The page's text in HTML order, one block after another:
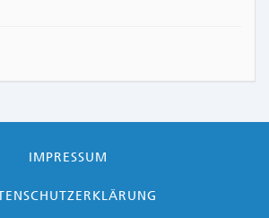
IMPRESSUM